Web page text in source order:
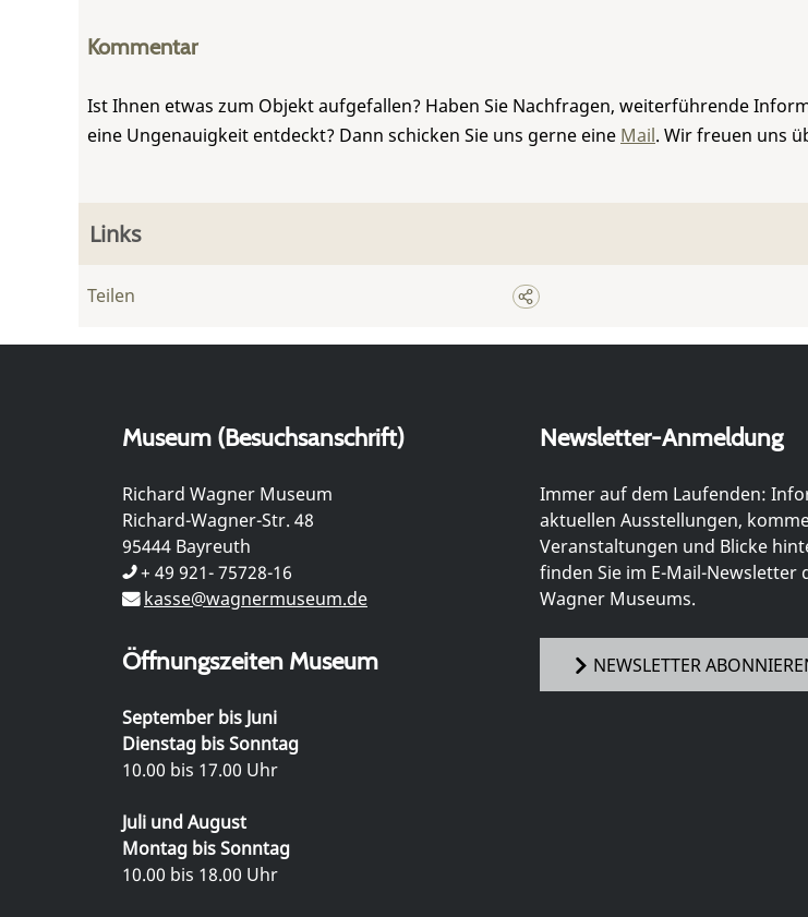
Kommentar
Ist Ihnen etwas zum Objekt aufgefallen? Haben Sie Nachfragen, weiterführende
eine Ungenauigkeit entdeckt? Dann schicken Sie uns gerne eine Mail. Wir freuen uns
Links
Teilen
Museum (Besuchsanschrift)
Richard Wagner Museum
Richard-Wagner-Str. 48
95444 Bayreuth
+ 49 921- 75728-16
kasse@wagnermuseum.de
Öffnungszeiten Museum
September bis Juni
Dienstag bis Sonntag
10.00 bis 17.00 Uhr
Juli und August
Montag bis Sonntag
10.00 bis 18.00 Uhr
Newsletter-Anmeldung
Immer auf dem Laufenden:
aktuellen Ausstellungen,
Veranstaltungen und Blicke
finden Sie im E-Mail-Newsletter
Wagner Museums.
NEWSLETTER